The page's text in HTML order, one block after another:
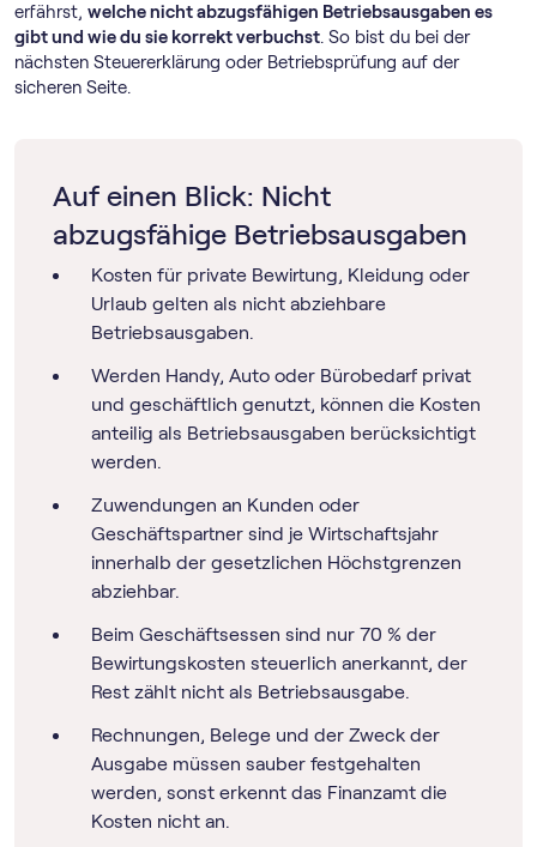
erfährst, welche nicht abzugsfähigen Betriebsausgaben es
gibt und wie du sie korrekt verbuchst. So bist du bei der
nächsten Steuererklärung oder Betriebsprüfung auf der
sicheren Seite.
Auf einen Blick: Nicht
abzugsfähige Betriebsausgaben
Kosten für private Bewirtung, Kleidung oder
Urlaub gelten als nicht abziehbare
Betriebsausgaben.
Werden Handy, Auto oder Bürobedarf privat
und geschäftlich genutzt, können die Kosten
anteilig als Betriebsausgaben berücksichtigt
werden.
Zuwendungen an Kunden oder
Geschäftspartner sind je Wirtschaftsjahr
innerhalb der gesetzlichen Höchstgrenzen
abziehbar.
Beim Geschäftsessen sind nur 70 % der
Bewirtungskosten steuerlich anerkannt, der
Rest zählt nicht als Betriebsausgabe.
Rechnungen, Belege und der Zweck der
Ausgabe müssen sauber festgehalten
werden, sonst erkennt das Finanzamt die
Kosten nicht an.